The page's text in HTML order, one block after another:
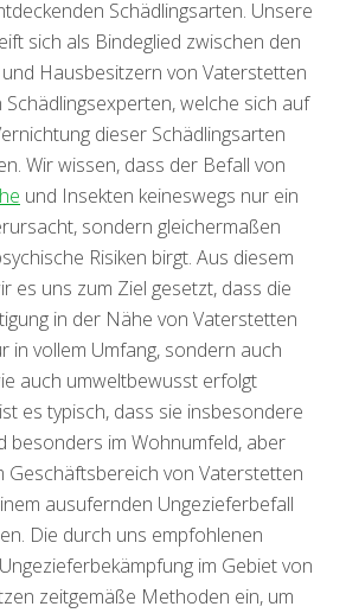
Schädlingsarten. Unsere
sich als Bindeglied zwischen den
Hausbesitzern von Vaterstetten
welche sich auf
dieser Schädlingsarten
Wir wissen, dass der Befall von
und Insekten keineswegs nur ein
sondern gleichermaßen
Risiken birgt. Aus diesem
es uns zum Ziel gesetzt, dass die
in der Nähe von Vaterstetten
in vollem Umfang, sondern auch
auch umweltbewusst erfolgt
es typisch, dass sie insbesondere
besonders im Wohnumfeld, aber
Geschäftsbereich von Vaterstetten
ausufernden Ungezieferbefall
Die durch uns empfohlenen
im Gebiet von
zeitgemäße Methoden ein, um